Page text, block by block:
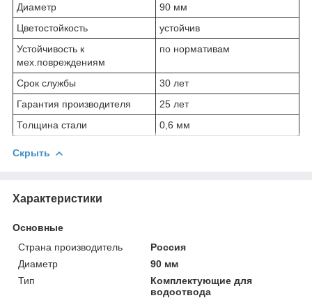
Диаметр
90 мм
Цветостойкость
устойчив
Устойчивость к
мех.повреждениям
по нормативам
Срок службы
30 лет
Гарантия производителя
25 лет
Толщина стали
0,6 мм
Скрыть
Характеристики
Основные
Страна производитель
Россия
Диаметр
90 мм
Тип
Комплектующие для
водоотвода